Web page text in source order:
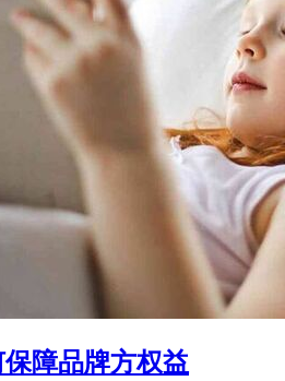
障品牌方权益